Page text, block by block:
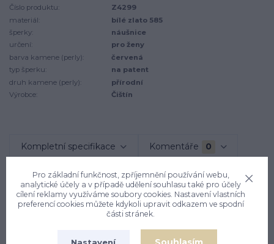
Číslo produktu:
Z4299
materiál:
bílé zlato 585
šperky:
náušnice
určení:
pro ženy
barva kamene (perly):
červená
typ šperku:
na patent
druh kamene (perly):
přírodní
Výrobce:
Čištín
Kompletní specifikace Komentáře 0
Kompletní specifikace
Dámské náušnice z bílého zlata jsou zdobeny přírodním
granátem. Materiál je zlato 585/1000. Náušnice mají
zapínání na klapku a jsou rhodiované. Orientační váha
Pro základní funkčnost, zpříjemnění používání webu,
analytické účely a v případě udělení souhlasu také pro účely
cílení reklamy využíváme soubory cookies. Nastavení vlastních
preferencí cookies můžete kdykoli upravit odkazem ve spodní
části stránek.
Nastavení